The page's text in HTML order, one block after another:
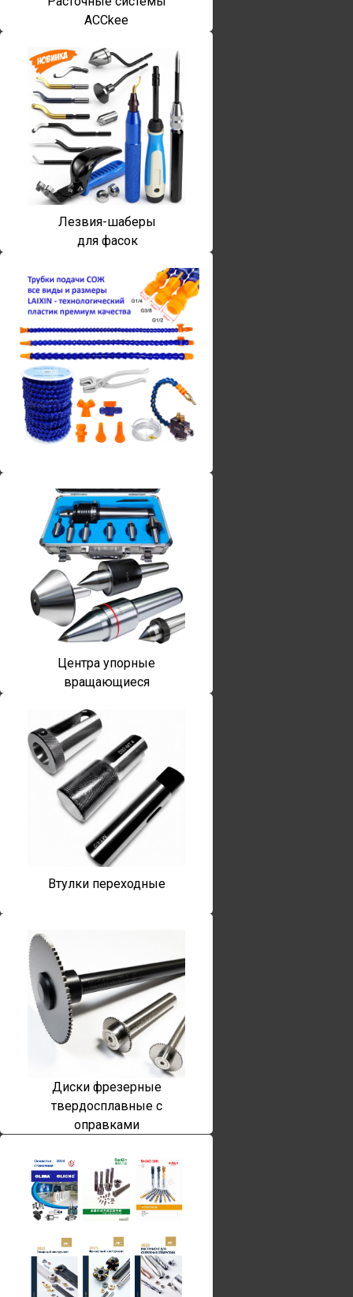
ACCkee
Лезвия-шаберы
для фасок
Винты torx
Центра упорные
вращающиеся
Втулки переходные
Диски фрезерные
твердосплавные с
оправками